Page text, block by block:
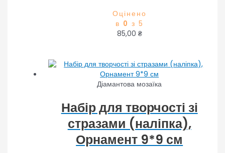
Оцінено
в 0 з 5
85,00 ₴
Діамантова мозаїка
Набір для творчості зі
стразами (наліпка),
Орнамент 9*9 см